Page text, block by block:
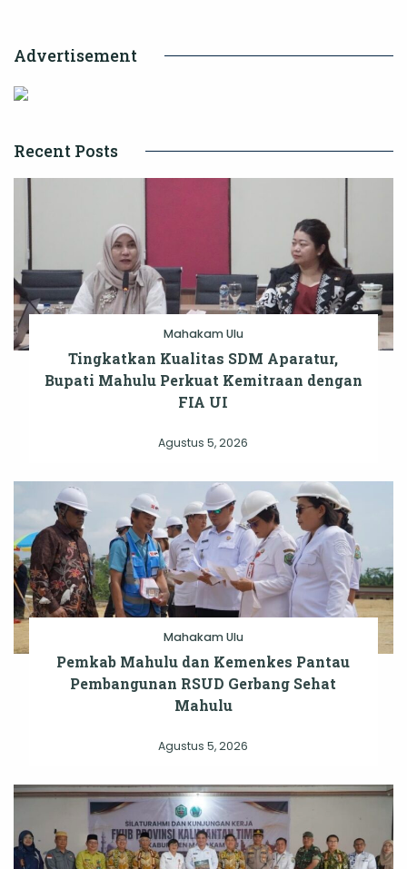
Advertisement
Recent Posts
Mahakam Ulu
Tingkatkan Kualitas SDM Aparatur,
Bupati Mahulu Perkuat Kemitraan dengan
FIA UI
Agustus 5, 2026
Mahakam Ulu
Pemkab Mahulu dan Kemenkes Pantau
Pembangunan RSUD Gerbang Sehat
Mahulu
Agustus 5, 2026